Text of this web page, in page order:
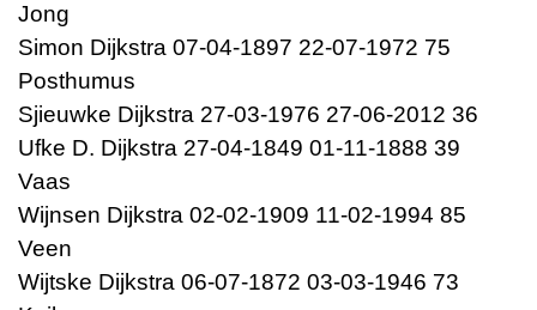
Jong
Simon Dijkstra 07-04-1897 22-07-1972 75
Posthumus
Sjieuwke Dijkstra 27-03-1976 27-06-2012 36
Ufke D. Dijkstra 27-04-1849 01-11-1888 39
Vaas
Wijnsen Dijkstra 02-02-1909 11-02-1994 85
Veen
Wijtske Dijkstra 06-07-1872 03-03-1946 73